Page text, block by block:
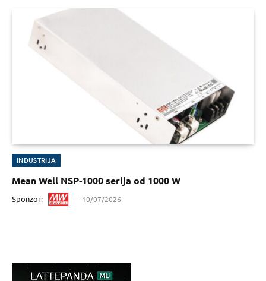
INDUSTRIJA
Mean Well NSP-1000 serija od 1000 W
Sponzor: 10/07/2026